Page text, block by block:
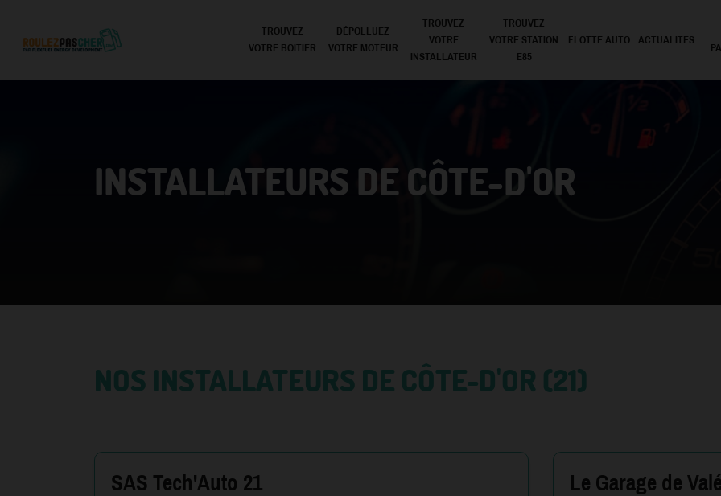
TROUVEZ
VOTRE BOITIER
DÉPOLLUEZ
VOTRE MOTEUR
TROUVEZ
VOTRE
INSTALLATEUR
TROUVEZ
VOTRE STATION
E85
FLOTTE AUTO ACTUALITÉS
INSTALLATEURS DE CÔTE-D'OR
NOS INSTALLATEURS DE CÔTE-D'OR (21)
SAS Tech'Auto 21 Le Garage de